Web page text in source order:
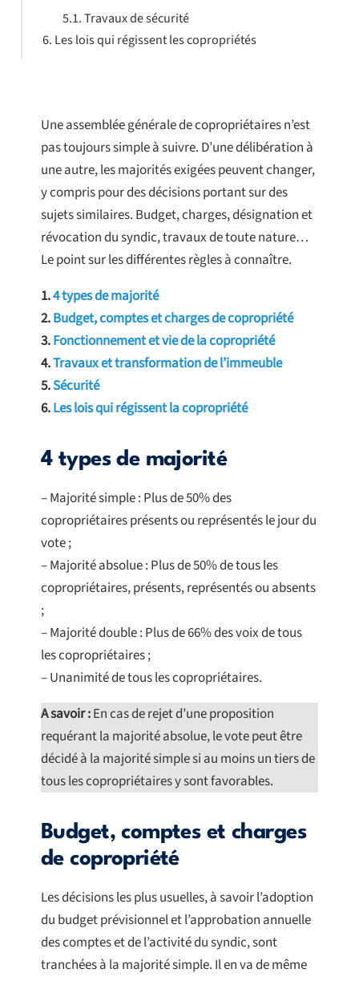
Une assemblée générale de copropriétaires n’est
pas toujours simple à suivre. D’une délibération à
une autre, les majorités exigées peuvent changer,
y compris pour des décisions portant sur des
sujets similaires. Budget, charges, désignation et
révocation du syndic, travaux de toute nature…
Le point sur les différentes règles à connaître.
1.4 types de majorité
2.Budget, comptes et charges de copropriété
3.Fonctionnement et vie de la copropriété
4.Travaux et transformation de l’immeuble
5.Sécurité
6.Les lois qui régissent la copropriété
4 types de majorité
– Majorité simple : Plus de 50% des
copropriétaires présents ou représentés le jour du
vote ;
– Majorité absolue : Plus de 50% de tous les
copropriétaires, présents, représentés ou absents
;
– Majorité double : Plus de 66% des voix de tous
les copropriétaires ;
– Unanimité de tous les copropriétaires.
A savoir :En cas de rejet d’une proposition
requérant la majorité absolue, le vote peut être
décidé à la majorité simple si au moins un tiers de
tous les copropriétaires y sont favorables.
Budget, comptes et charges
de copropriété
Les décisions les plus usuelles, à savoir l’adoption
du budget prévisionnel et l’approbation annuelle
des comptes et de l’activité du syndic, sont
tranchées à la majorité simple. Il en va de même
Travaux de sécurité
Les lois qui régissent les copropriétés